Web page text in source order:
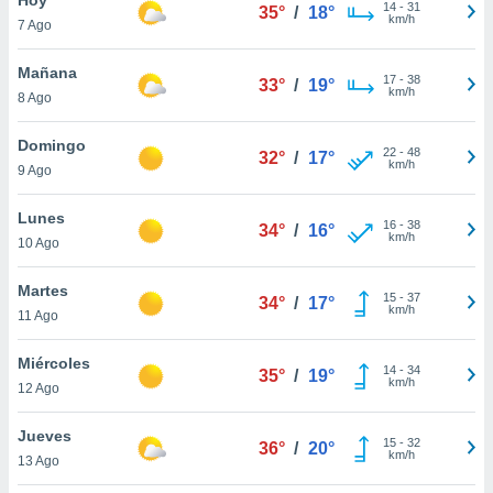
y
en
más
de
7 Ago
35° / 18° 14- 31
km/h
Mañana
8 Ago
33° / 19° 17- 38
km/h
Domingo
9 Ago
32° / 17° 22- 48
km/h
Lunes
10 Ago
34° / 16° 16- 38
km/h
Martes
11 Ago
34° / 17° 15- 37
km/h
Miércoles
12 Ago
35° / 19° 14- 34
km/h
Jueves
13 Ago
36° / 20° 15- 32
km/h